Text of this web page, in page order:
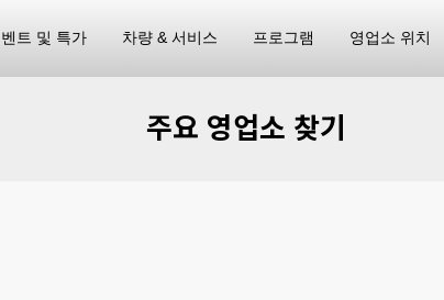
트 및 특가 차량 & 서비스 프로그램 영업소 위치
주요 영업소 찾기